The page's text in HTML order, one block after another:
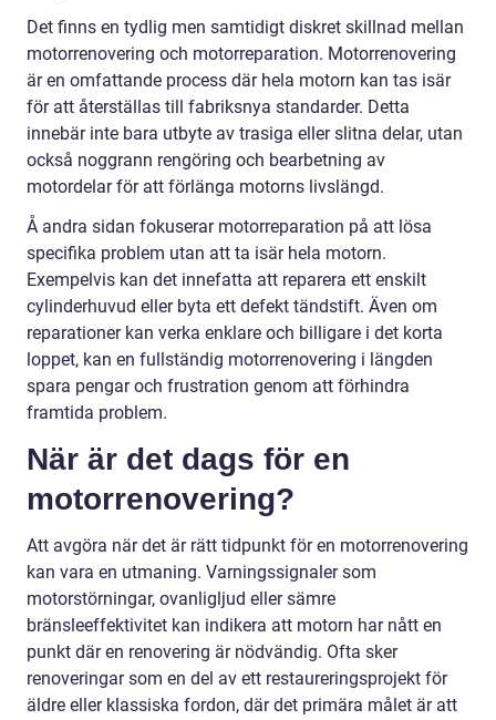
Det finns en tydlig men samtidigt diskret skillnad mellan
motorrenovering och motorreparation. Motorrenovering
är en omfattande process där hela motorn kan tas isär
för att återställas till fabriksnya standarder. Detta
innebär inte bara utbyte av trasiga eller slitna delar, utan
också noggrann rengöring och bearbetning av
motordelar för att förlänga motorns livslängd.
Å andra sidan fokuserar motorreparation på att lösa
specifika problem utan att ta isär hela motorn.
Exempelvis kan det innefatta att reparera ett enskilt
cylinderhuvud eller byta ett defekt tändstift. Även om
reparationer kan verka enklare och billigare i det korta
loppet, kan en fullständig motorrenovering i längden
spara pengar och frustration genom att förhindra
framtida problem.
När är det dags för en
motorrenovering?
Att avgöra när det är rätt tidpunkt för en motorrenovering
kan vara en utmaning. Varningssignaler som
motorstörningar, ovanligljud eller sämre
bränsleeffektivitet kan indikera att motorn har nått en
punkt där en renovering är nödvändig. Ofta sker
renoveringar som en del av ett restaureringsprojekt för
äldre eller klassiska fordon, där det primära målet är att